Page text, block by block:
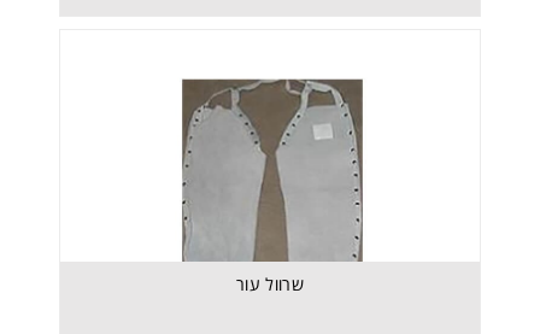
שרוול עור
שרוול עור